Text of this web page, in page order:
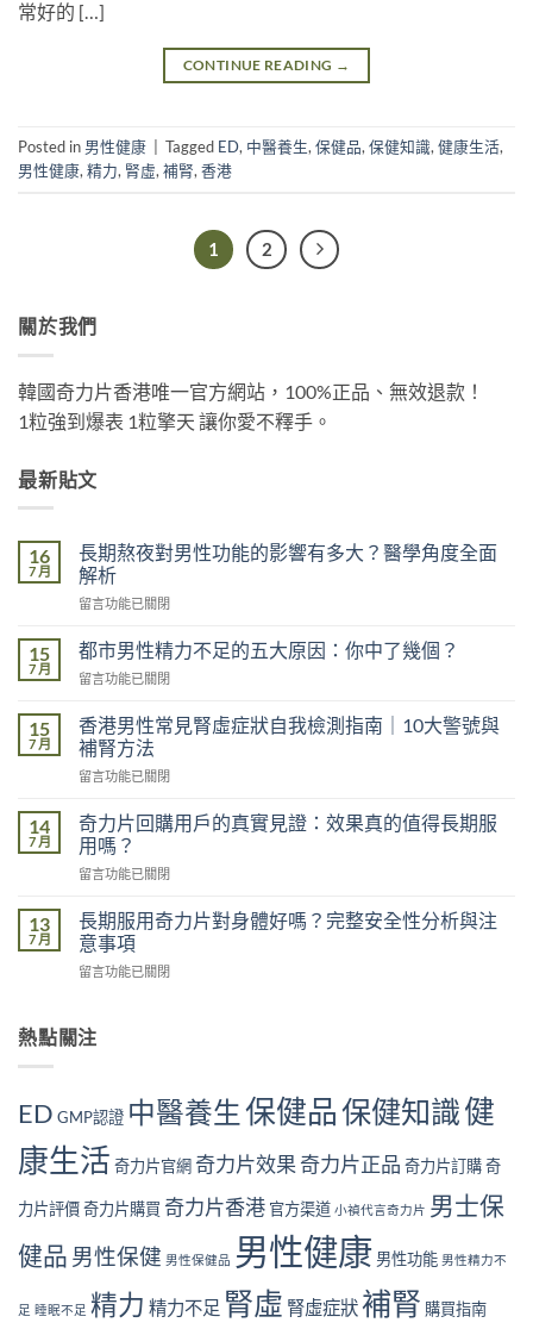
常好的 […]
CONTINUE READING →
Posted in 男性健康 Tagged ED, 中醫養生, 保健品, 保健知識, 健康生活,
男性健康, 精力, 腎虛, 補腎, 香港
1 2
關於我們
韓國奇力片香港唯一官方網站，100%正品、無效退款！
1粒強到爆表 1粒擎天 讓你愛不釋手。
最新貼文
16
7 月
長期熬夜對男性功能的影響有多大？醫學角度全面
解析
在
期
熬
夜
男
性
能
影
響
有
醫
學
角
面
解
留言功能已關閉
15
7 月
都市男性精力不足的五大原因：你中了幾個？
在
市
男
性
精
不
足
的
五
原
因：
中
個？〉
留言功能已關閉
15
7 月
香港男性常見腎虛症狀自我檢測指南｜10大警號與
補腎方法
在
港
男
性
常
腎
虛
症
狀
檢
｜
大
號
與
腎
法〉
留言功能已關閉
14
7 月
奇力片回購用戶的真實見證：效果真的值得長期服
用嗎？
在
力
片
回
購
的
證：
果
真
值
長
用
留言功能已關閉
13
7 月
長期服用奇力片對身體好嗎？完整安全性分析與注
意事項
在
服
用
片
身
體
嗎？
整
性
留言功能已關閉
熱點關注
ED GMP認證 中醫養生保健品保健知識健
康生活 奇力片官網 奇力片效果 奇力片正品 奇力片訂購奇
力片評價奇力片購買 奇力片香港 官方渠道 小禎代言奇力片 男士保
健品 男性保健 男性保健品 男性健康 男性功能 男性精力不
足 睡眠不足 精力 精力不足 腎虛 腎虛症狀補腎 購買指南